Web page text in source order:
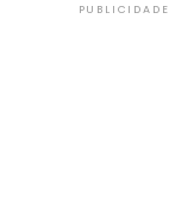
PUBLICIDADE